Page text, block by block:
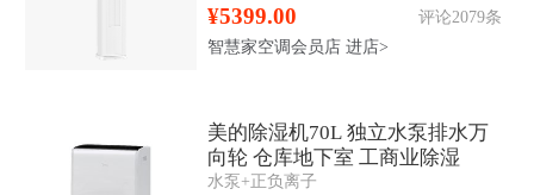
¥5399.00
评论2079条
智慧家空调会员店 进店>
美的除湿机70L 独立水泵排水万
向轮 仓库地下室 工商业除湿
器 CF70BD/N8-DL1
水泵+正负离子